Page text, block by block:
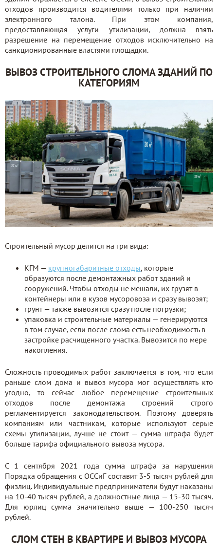
отходов производится водителями только при наличии
электронного талона. При этом компания,
предоставляющая услуги утилизации, должна взять
разрешение на перемещение отходов исключительно на
санкционированные властями площадки.
ВЫВОЗ СТРОИТЕЛЬНОГО СЛОМА ЗДАНИЙ ПО
КАТЕГОРИЯМ
Строительный мусор делится на три вида:
КГМ — крупногабаритные отходы, которые
образуются после демонтажных работ зданий и
сооружений. Чтобы отходы не мешали, их грузят в
контейнеры или в кузов мусоровоза и сразу вывозят;
грунт — также вывозится сразу после погрузки;
упаковка и строительные материалы — генерируются
в том случае, если после слома есть необходимость в
застройке расчищенного участка. Вывозится по мере
накопления.
Сложность проводимых работ заключается в том, что если
раньше слом дома и вывоз мусора мог осуществлять кто
угодно, то сейчас любое перемещение строительных
отходов после демонтажа строений строго
регламентируется законодательством. Поэтому доверять
компаниям или частникам, которые используют серые
схемы утилизации, лучше не стоит — сумма штрафа будет
больше тарифа официального вывоза мусора.
С 1 сентября 2021 года сумма штрафа за нарушения
Порядка обращения с ОССиГ составит 3-5 тысяч рублей для
физлиц. Индивидуальные предприниматели будут наказаны
на 10-40 тысяч рублей, а должностные лица — 15-30 тысяч.
Для юрлиц сумма значительно выше — 100-250 тысяч
рублей.
СЛОМ СТЕН В КВАРТИРЕ И ВЫВОЗ МУСОРА